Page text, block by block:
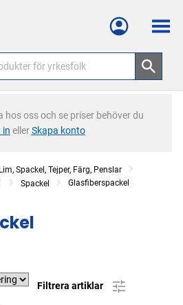
Meny
hos oss och se priser behöver du
in ellerSkapa konto
Spackel, Tejper, Färg, Penslar
Spackel Glasfiberspackel
Filtrera artiklar